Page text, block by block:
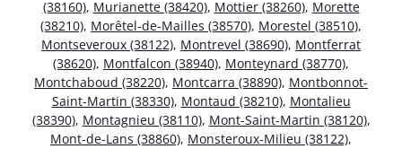
(38160), Murianette (38420), Mottier (38260), Morette
(38210), Morêtel-de-Mailles (38570), Morestel (38510),
Montseveroux (38122), Montrevel (38690), Montferrat
(38620), Montfalcon (38940), Monteynard (38770),
Montchaboud (38220), Montcarra (38890), Montbonnot-
Saint-Martin (38330), Montaud (38210), Montalieu
(38390), Montagnieu (38110), Mont-Saint-Martin (38120),
Mont-de-Lans (38860), Monsteroux-Milieu (38122),